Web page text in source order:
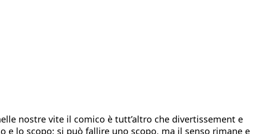
nostre vite il comico è tutt’altro che divertissement e
lo scopo: si può fallire uno scopo, ma il senso rimane e